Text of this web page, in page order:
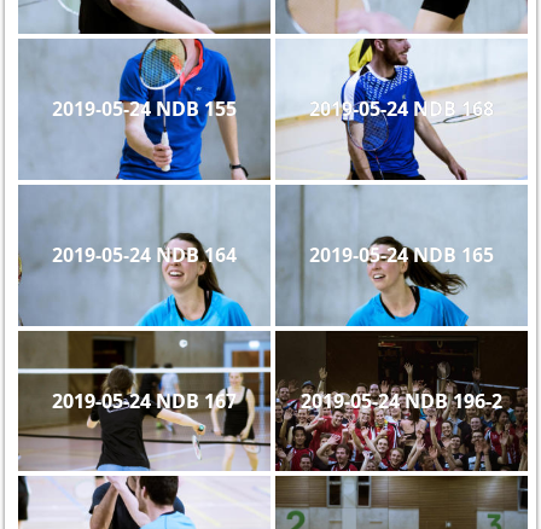
2019-05-24 NDB 155 2019-05-24 NDB 168
2019-05-24 NDB 164 2019-05-24 NDB 165
2019-05-24 NDB 167 2019-05-24 NDB 196-2